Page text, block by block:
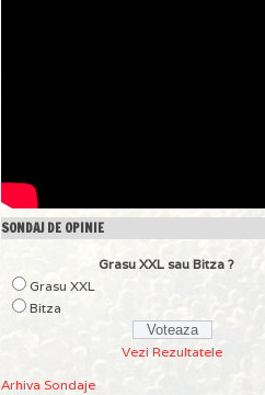
SONDAJ DE OPINIE
Grasu XXL sau Bitza ?
Grasu XXL
Bitza
Vezi Rezultatele
Arhiva Sondaje